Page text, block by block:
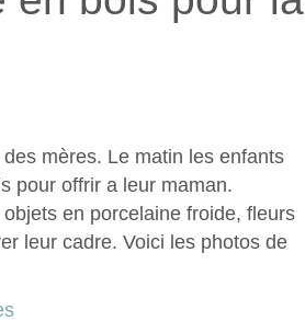
mères. Le matin les enfants
pour offrir a leur maman.
en porcelaine froide, fleurs
leur cadre. Voici les photos de